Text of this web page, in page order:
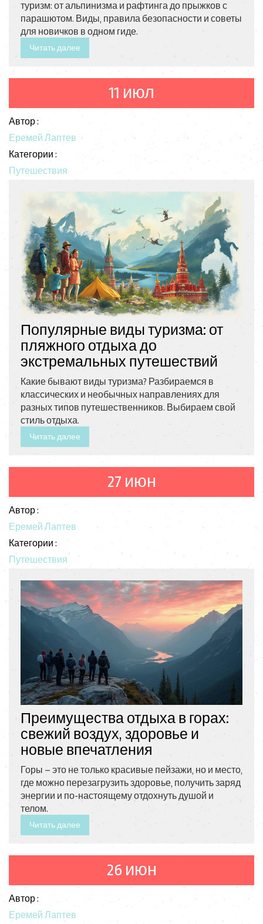
туризм: от альпинизма и рафтинга до прыжков с
парашютом. Виды, правила безопасности и советы
для новичков в одном гиде.
Читать далее
11 июл
Автор :
Еремей Лаптев
Категории :
Путешествия
Популярные виды туризма: от
пляжного отдыха до
экстремальных путешествий
Какие бывают виды туризма? Разбираемся в
классических и необычных направлениях для
разных типов путешественников. Выбираем свой
стиль отдыха.
Читать далее
27 июн
Автор :
Еремей Лаптев
Категории :
Путешествия
Преимущества отдыха в горах:
свежий воздух, здоровье и
новые впечатления
Горы – это не только красивые пейзажи, но и место,
где можно перезагрузить здоровье, получить заряд
энергии и по-настоящему отдохнуть душой и
телом.
Читать далее
26 июн
Автор :
Еремей Лаптев